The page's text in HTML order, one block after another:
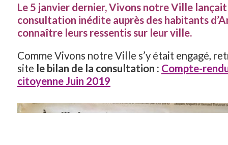
Le 5 janvier dernier, Vivons notre Ville
consultation inédite auprès des habitants
connaître leurs ressentis sur leur ville.
Comme Vivons notre Ville s’y était engagé,
site le bilan de la consultation : Compte-
citoyenne Juin 2019